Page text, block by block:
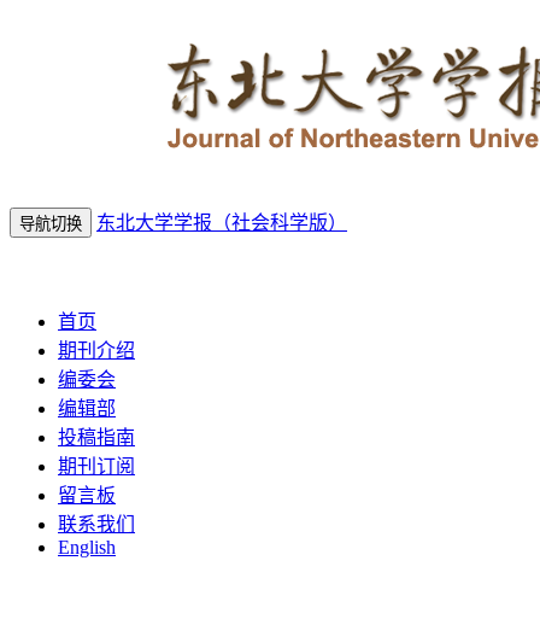
导航切换 东北大学学报（社会科学版）
首页
期刊介绍
编委会
编辑部
投稿指南
期刊订阅
留言板
联系我们
English